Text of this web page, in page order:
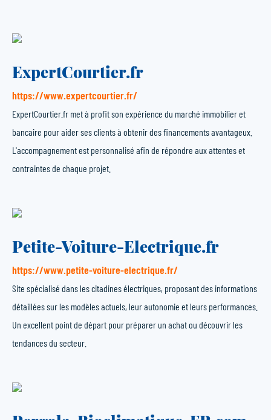
ExpertCourtier.fr
https://www.expertcourtier.fr/
ExpertCourtier.fr met à profit son expérience du marché immobilier et
bancaire pour aider ses clients à obtenir des financements avantageux.
L'accompagnement est personnalisé afin de répondre aux attentes et
contraintes de chaque projet.
Petite-Voiture-Electrique.fr
https://www.petite-voiture-electrique.fr/
Site spécialisé dans les citadines électriques, proposant des informations
détaillées sur les modèles actuels, leur autonomie et leurs performances.
Un excellent point de départ pour préparer un achat ou découvrir les
tendances du secteur.